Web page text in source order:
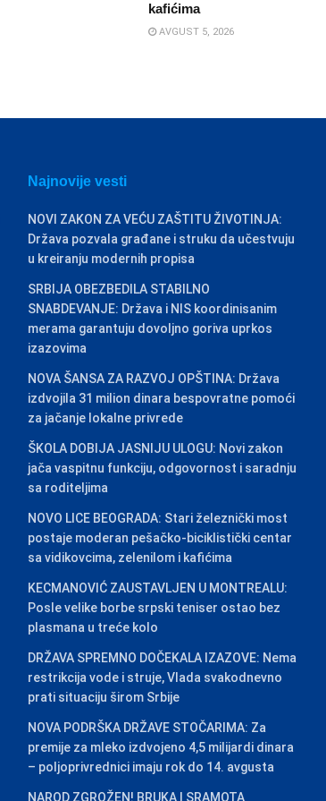
kafićima
AVGUST 5, 2026
Najnovije vesti
NOVI ZAKON ZA VEĆU ZAŠTITU ŽIVOTINJA:
Država pozvala građane i struku da učestvuju
u kreiranju modernih propisa
SRBIJA OBEZBEDILA STABILNO
SNABDEVANJE: Država i NIS koordinisanim
merama garantuju dovoljno goriva uprkos
izazovima
NOVA ŠANSA ZA RAZVOJ OPŠTINA: Država
izdvojila 31 milion dinara bespovratne pomoći
za jačanje lokalne privrede
ŠKOLA DOBIJA JASNIJU ULOGU: Novi zakon
jača vaspitnu funkciju, odgovornost i saradnju
sa roditeljima
NOVO LICE BEOGRADA: Stari železnički most
postaje moderan pešačko-biciklistički centar
sa vidikovcima, zelenilom i kafićima
KECMANOVIĆ ZAUSTAVLJEN U MONTREALU:
Posle velike borbe srpski teniser ostao bez
plasmana u treće kolo
DRŽAVA SPREMNO DOČEKALA IZAZOVE: Nema
restrikcija vode i struje, Vlada svakodnevno
prati situaciju širom Srbije
NOVA PODRŠKA DRŽAVE STOČARIMA: Za
premije za mleko izdvojeno 4,5 milijardi dinara
– poljoprivrednici imaju rok do 14. avgusta
NAROD ZGROŽEN! BRUKA I SRAMOTA